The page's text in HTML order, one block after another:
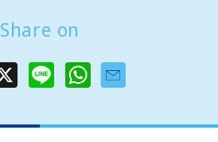
Share on
W
A